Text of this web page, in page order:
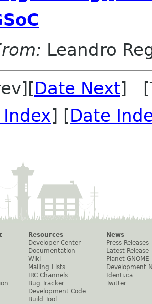
Leandro
Date Next]
] [Date
Resources
Developer Center
Documentation
Wiki
Mailing Lists
IRC Channels
Bug Tracker
Development Code
Build Tool
News
Press Releases
Latest Release
Planet GNOME
Development
Identi.ca
Twitter